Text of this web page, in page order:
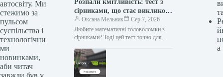
автосвіту. Ми
стежимо за
пульсом
суспільства і
технологічни
ми
новинками,
аби читач
Розпали кмітливість: тест з
сірниками, що стає викликом
для найрозумніших
Оксана Мельник
Сер 7, 2026
Любите математичні головоломки з
сірниками? Тоді цей тест точно для
нова загадка, яка перевіряє
уважність…
а